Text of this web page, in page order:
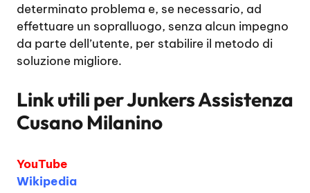
determinato problema e, se necessario, ad
effettuare un sopralluogo, senza alcun impegno
da parte dell’utente, per stabilire il metodo di
soluzione migliore.
Link utili perJunkers Assistenza
Cusano Milanino
YouTube
Wikipedia